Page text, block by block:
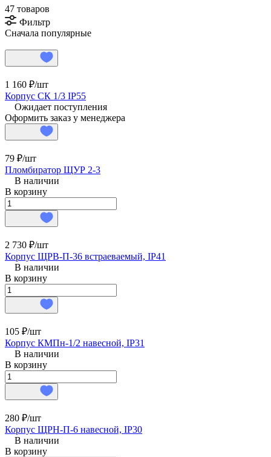
47 товаров
Фильтр
Сначала популярные
1 160 ₽/шт
Корпус СК 1/3 IP55
Ожидает поступления
Оформить заказ у менеджера
79 ₽/шт
Пломбиратор ЩУР 2-3
В наличии
В корзину
2 730 ₽/шт
Корпус ЩРВ-П-36 встраеваемый, IP41
В наличии
В корзину
105 ₽/шт
Корпус КМПн-1/2 навесной, IP31
В наличии
В корзину
280 ₽/шт
Корпус ЩРН-П-6 навесной, IP30
В наличии
В корзину